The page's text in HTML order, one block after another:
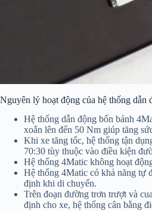
Nguyên lý hoạt động của hệ thống dẫn
Hệ thống dẫn động bốn bánh
xoắn lên đến 50 Nm giúp tăng
Khi xe tăng tốc, hệ thống tận
70:30 tùy thuộc vào điều kiện
Hệ thống 4Matic không hoạt
Hệ thống 4Matic có khả năng tự
định khi di chuyển.
Trên đoạn đường trơn trượt và
định cho xe, hệ thống cân bằng